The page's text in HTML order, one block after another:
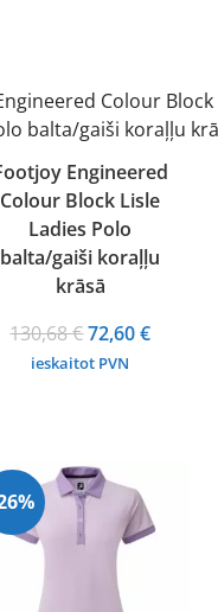
Engineered
Colour Block Lisle
Ladies Polo
balta/gaiši koraļļu
krāsā
130,68€Original
price
72,60€
ieskaitot PVN